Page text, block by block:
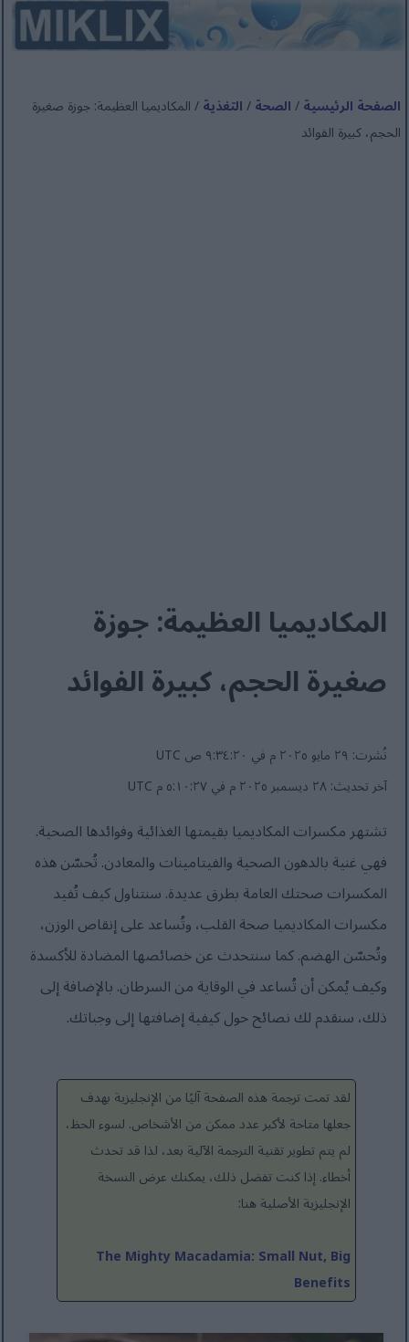
الصفحة الرئيسية/الصحة/التغذية/ المكاديميا العظيمة: جوزة صغيرة
الحجم، كبيرة الفوائد
المكاديميا العظيمة: جوزة
صغيرة الحجم، كبيرة الفوائد
نُشرت: ٢٩ مايو ٢٠٢٥ م في ٩:٣٤:٢٠ ص UTC
آخر تحديث: ٢٨ ديسمبر ٢٠٢٥ م في ٥:١٠:٢٧ م UTC
تشتهر مكسرات المكاديميا بقيمتها الغذائية وفوائدها الصحية.
فهي غنية بالدهون الصحية والفيتامينات والمعادن. تُحسّن هذه
المكسرات صحتك العامة بطرق عديدة. سنتناول كيف تُفيد
مكسرات المكاديميا صحة القلب، وتُساعد على إنقاص الوزن،
وتُحسّن الهضم. كما سنتحدث عن خصائصها المضادة للأكسدة
وكيف يُمكن أن تُساعد في الوقاية من السرطان. بالإضافة إلى
ذلك، سنقدم لك نصائح حول كيفية إضافتها إلى وجباتك.
لقد تمت ترجمة هذه الصفحة آليًا من الإنجليزية بهدف
جعلها متاحة لأكبر عدد ممكن من الأشخاص. لسوء الحظ،
لم يتم تطوير تقنية الترجمة الآلية بعد، لذا قد تحدث
أخطاء. إذا كنت تفضل ذلك، يمكنك عرض النسخة
الإنجليزية الأصلية هنا:
The Mighty Macadamia: Small Nut, Big
Benefits